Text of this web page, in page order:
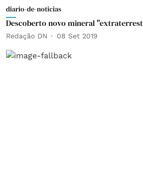
diario-de-noticias
Descoberto novo mineral
Redação DN 08 Set 2019